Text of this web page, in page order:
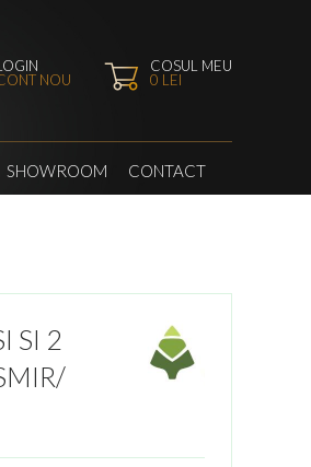
COSUL MEU
0 LEI
NOU
SHOWROOM CONTACT
SI 2